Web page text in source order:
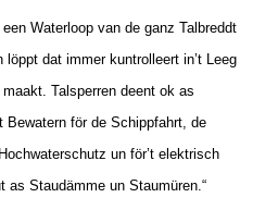
Waterloop van de ganz Talbreddt
dat immer kuntrolleert in’t Leeg
Talsperren deent ok as
Bewatern för de Schippfahrt, de
un för’t elektrisch
as Staudämme un Staumüren.“